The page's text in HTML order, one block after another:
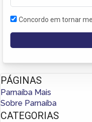
Concordo em tornar
PÁGINAS
Parnaíba Mais
Sobre Parnaíba
CATEGORIAS